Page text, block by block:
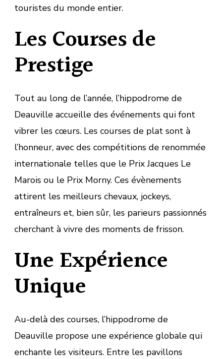
touristes du monde entier.
Les Courses de
Prestige
Tout au long de l’année, l’hippodrome de
Deauville accueille des événements qui font
vibrer les cœurs. Les courses de plat sont à
l’honneur, avec des compétitions de renommée
internationale telles que le Prix Jacques Le
Marois ou le Prix Morny. Ces évènements
attirent les meilleurs chevaux, jockeys,
entraîneurs et, bien sûr, les parieurs passionnés
cherchant à vivre des moments de frisson.
Une Expérience
Unique
Au-delà des courses, l’hippodrome de
Deauville propose une expérience globale qui
enchante les visiteurs. Entre les pavillons